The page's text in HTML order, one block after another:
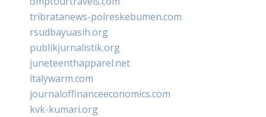
tribratanews-polreskebumen.com
rsudbayuasih.org
publikjurnalistik.org
juneteenthapparel.net
italywarm.com
journaloffinanceeconomics.com
kvk-kumari.org